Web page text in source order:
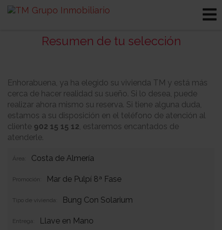
Resumen de tu selección
Enhorabuena, ya ha elegido su vivienda TM y está más
cerca de hacer realidad su sueño. Si lo desea, puede
realizar ahora mismo su reserva. Si tiene alguna duda,
estamos a su disposición en el teléfono de atención al
cliente 902 15 15 12, estaremos encantados de
atenderle.
Área: Costa de Almería
Promoción: Mar de Pulpí 8ª Fase
Tipo de vivienda: Bung Con Solarium
Entrega: Llave en Mano